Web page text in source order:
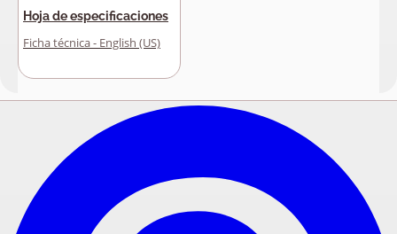
Hoja de especificaciones
Ficha técnica - English (US)